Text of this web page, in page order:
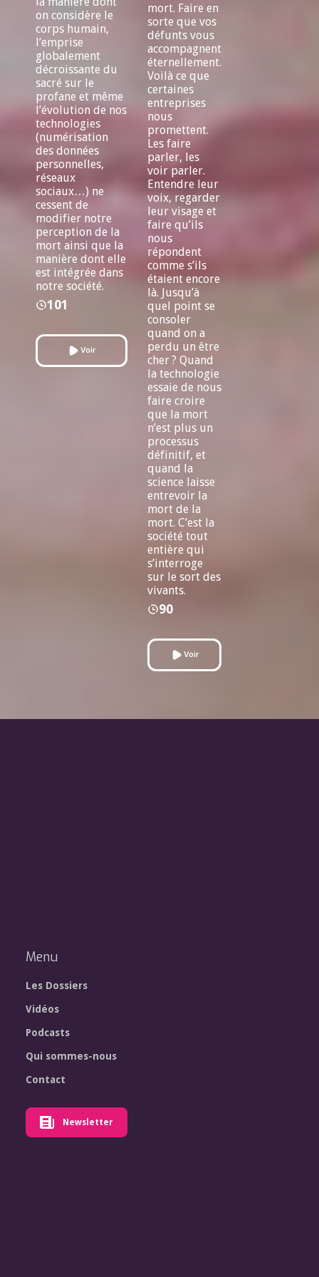
on considère le
corps humain,
l’emprise
globalement
décroissante du
sacré sur le
profane et même
l’évolution de nos
technologies
(numérisation
des données
personnelles,
réseaux
sociaux…) ne
cessent de
modifier notre
perception de la
mort ainsi que la
manière dont elle
est intégrée dans
notre société.
101
Voir
mort. Faire en
sorte que vos
défunts vous
accompagnent
éternellement.
Voilà ce que
certaines
entreprises
nous
promettent.
Les faire
parler, les
voir parler.
Entendre leur
voix, regarder
leur visage et
faire qu’ils
nous
répondent
comme s’ils
étaient encore
là. Jusqu’à
quel point se
consoler
quand on a
perdu un être
cher ? Quand
la technologie
essaie de nous
faire croire
que la mort
n’est plus un
processus
définitif, et
quand la
science laisse
entrevoir la
mort de la
mort. C’est la
société tout
entière qui
s’interroge
sur le sort des
vivants.
90
Voir
Menu
Les Dossiers
Vidéos
Podcasts
Qui sommes-nous
Contact
Newsletter